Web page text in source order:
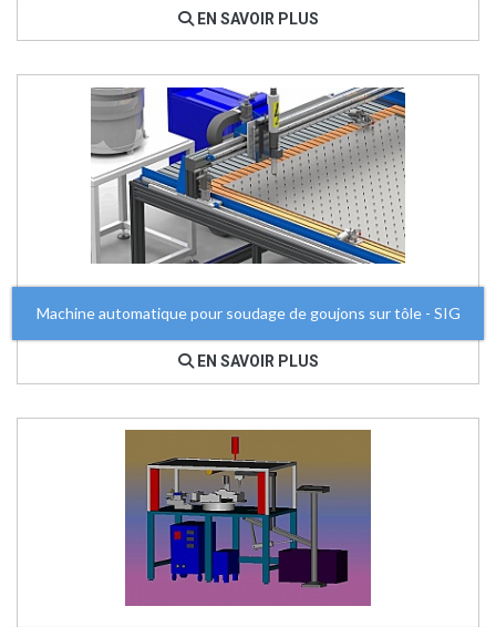
EN SAVOIR PLUS
Machine automatique pour soudage de goujons sur tôle - SIG
EN SAVOIR PLUS